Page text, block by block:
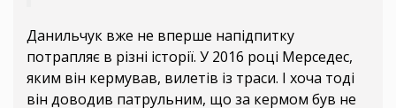
Данильчук вже не вперше напідпитку
потрапляє в різні історії. У 2016 році Мерседес,
яким він кермував, вилетів із траси. І хоча тоді
він доводив патрульним, що за кермом був не